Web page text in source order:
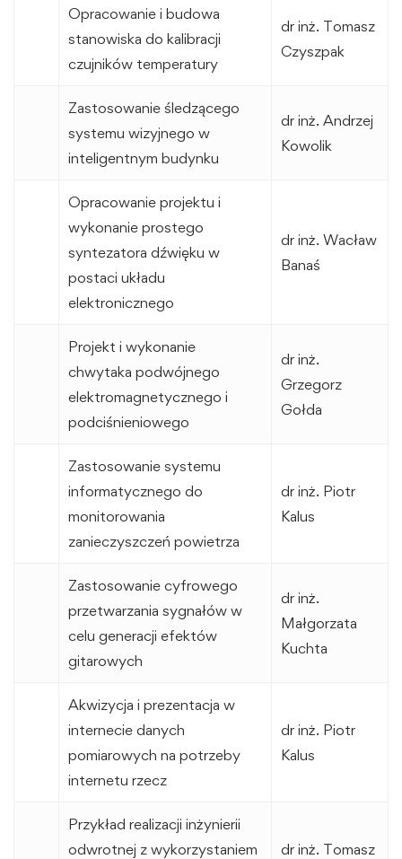
Opracowanie i budowa
stanowiska do kalibracji
czujników temperatury
dr inż. Tomasz
Czyszpak
Zastosowanie śledzącego
systemu wizyjnego w
inteligentnym budynku
dr inż. Andrzej
Kowolik
Opracowanie projektu i
wykonanie prostego
syntezatora dźwięku w
postaci układu
elektronicznego
dr inż. Wacław
Banaś
Projekt i wykonanie
chwytaka podwójnego
elektromagnetycznego i
podciśnieniowego
dr inż.
Grzegorz
Gołda
Zastosowanie systemu
informatycznego do
monitorowania
zanieczyszczeń powietrza
dr inż. Piotr
Kalus
Zastosowanie cyfrowego
przetwarzania sygnałów w
celu generacji efektów
gitarowych
dr inż.
Małgorzata
Kuchta
Akwizycja i prezentacja w
internecie danych
pomiarowych na potrzeby
internetu rzecz
dr inż. Piotr
Kalus
Przykład realizacji inżynierii
odwrotnej z wykorzystaniem
dr inż. Tomasz